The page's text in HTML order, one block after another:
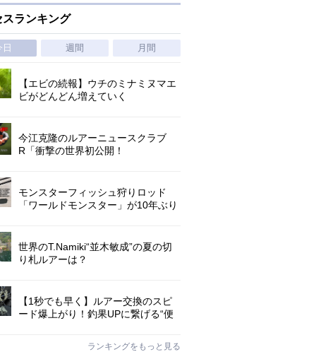
スランキング
日 週間 月間
【エビの続報】ウチのミナミヌマエ
ビがどんどん増えていく
今江克隆のルアーニュースクラブ
R「衝撃の世界初公開！
モンスターフィッシュ狩りロッド
「ワールドモンスター」が10年ぶり
世界のT.Namiki“並木敏成”の夏の切
り札ルアーは？
【1秒でも早く】ルアー交換のスピ
ード爆上がり！釣果UPに繋げる“便
ランキングをもっと見る